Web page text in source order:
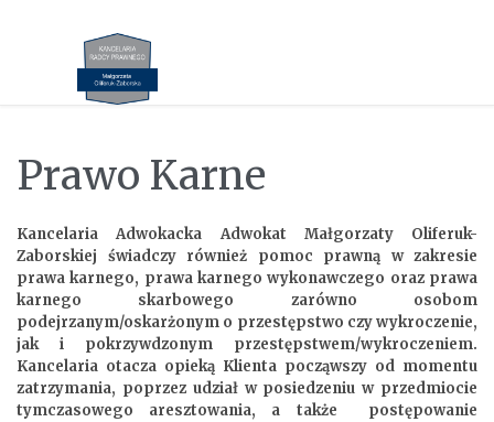
Prawo Karne
Kancelaria Adwokacka Adwokat Małgorzaty Oliferuk-
Zaborskiej świadczy również pomoc prawną w zakresie
prawa karnego, prawa karnego wykonawczego oraz prawa
karnego skarbowego zarówno osobom
podejrzanym/oskarżonym o przestępstwo czy wykroczenie,
jak i pokrzywdzonym przestępstwem/wykroczeniem.
Kancelaria otacza opieką Klienta począwszy od momentu
zatrzymania, poprzez udział w posiedzeniu w przedmiocie
tymczasowego aresztowania, a także postępowanie